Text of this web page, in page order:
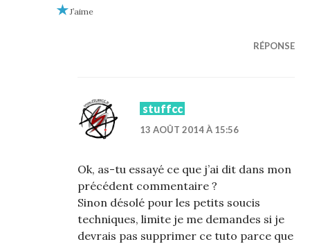
J’aime
RÉPONSE
stuffcc
13 AOÛT 2014 À 15:56
Ok, as-tu essayé ce que j’ai dit dans mon
précédent commentaire ?
Sinon désolé pour les petits soucis
techniques, limite je me demandes si je
devrais pas supprimer ce tuto parce que